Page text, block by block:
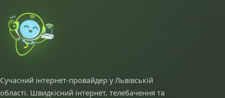
Сучасний інтернет-провайдер у Львівській
області. Швидкісний інтернет, телебачення та